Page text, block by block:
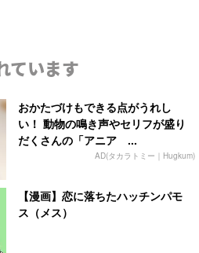
ています
おかたづけもできる点がうれし
い！ 動物の鳴き声やセリフが盛り
だくさんの「アニア ...
AD(タカラトミー｜Hugkum)
【漫画】恋に落ちたハッチンパモ
ス（メス）